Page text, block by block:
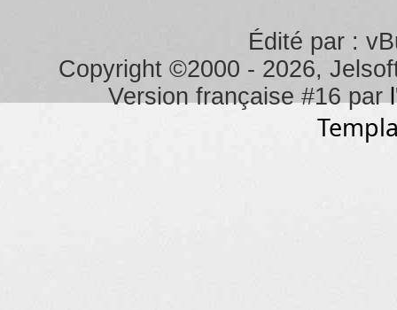
Édité par :
Copyright ©2000 - 2026,
Version française #16 par